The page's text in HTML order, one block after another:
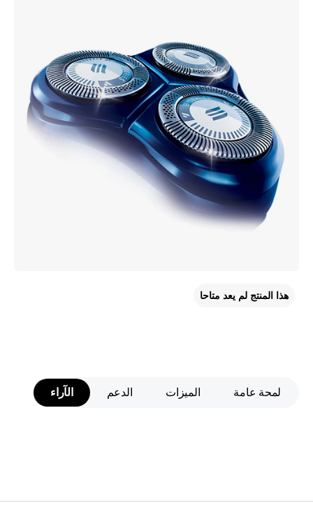
هذا المنتج لم يعد متاحا
لمحة عامة الميزات الدعم الآراء